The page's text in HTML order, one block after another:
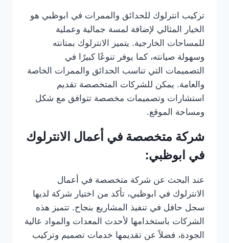
تركيب انترلوك للحدائق والممرات في ابوظبي هو
الخيار المثالي لإضافة لمسة جمالية وعملية
للمساحات الخارجية. يتميز الانترلوك بمتانته
وسهولة صيانته، كما يوفر تنوعًا كبيرًا في
التصميمات التي تناسب الحدائق والممرات الخاصة
والعامة. يمكن للشركات المتخصصة تقديم
استشارات وتصميمات مخصصة تتوافق مع شكل
ومساحة الموقع.
شركة متخصصة في أعمال الانترلوك
في ابوظبي:
عند البحث عن شركة متخصصة في أعمال
الانترلوك في ابوظبي، تأكد من اختيار شركة لديها
سجل حافل في تنفيذ المشاريع بنجاح. تتميز هذه
الشركات باستخدامها لأحدث المعدات والمواد عالية
الجودة، فضلاً عن تقديمها خدمات تصميم وتركيب